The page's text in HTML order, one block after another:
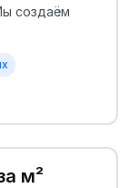
создаём